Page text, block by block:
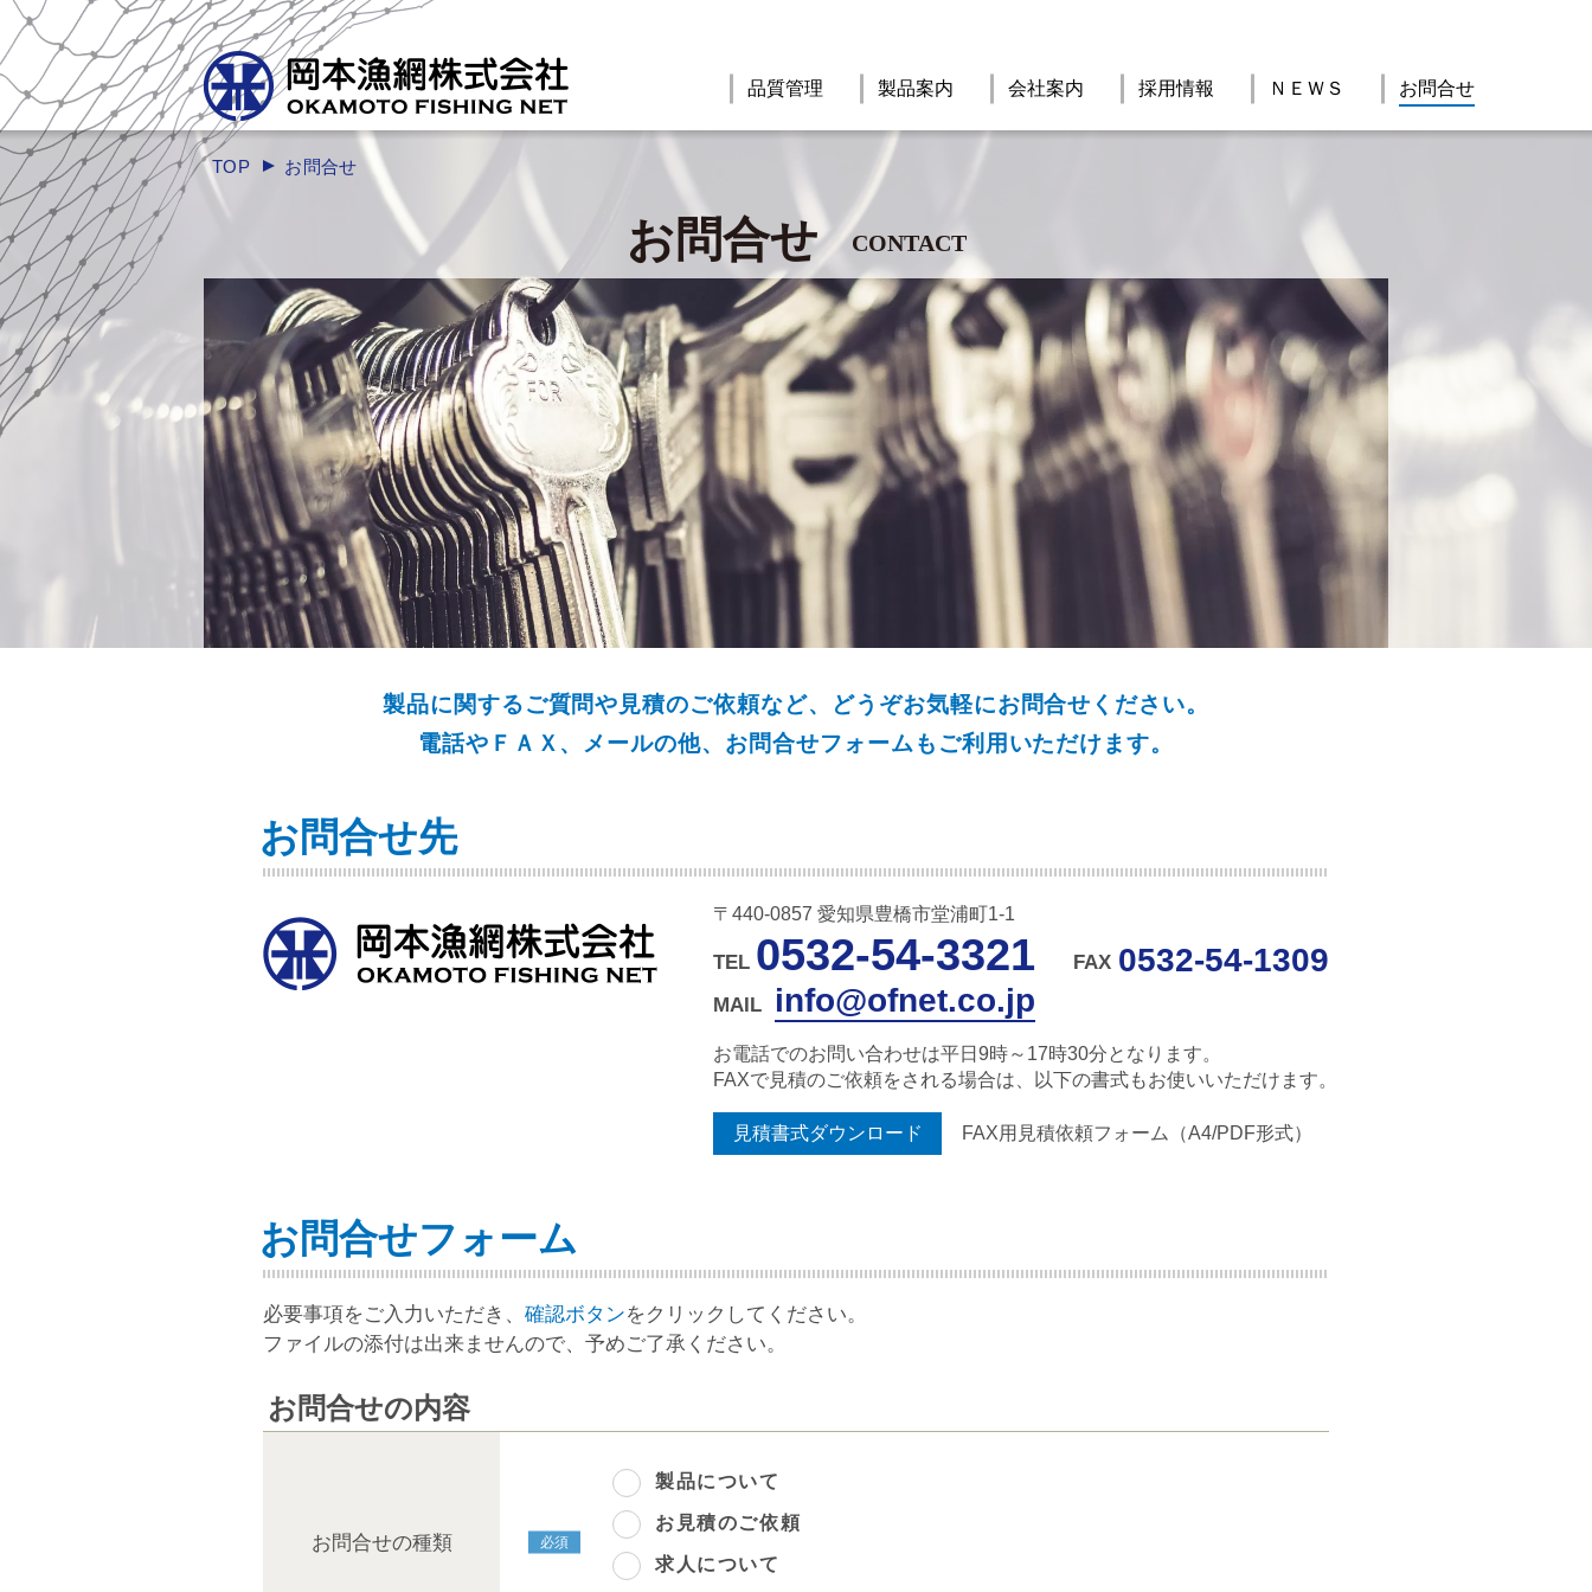
品質管理 製品案内 会社案内 採用情報 ＮＥＷＳ お問合せ
TOP お問合せ
お問合せ CONTACT
製品に関するご質問や見積のご依頼など、
どうぞお気軽にお問合せください。
電話やＦＡＸ、メールの他、 お問合せフォームもご利用いただけます。
お問合せ先
〒440-0857 愛知県豊橋市堂浦町1-1
TEL 0532-54-3321 FAX 0532-54-1309
MAIL info@ofnet.co.jp
お電話でのお問い合わせは平日9時～17時30分となります。
FAXで見積のご依頼をされる場合は、以下の書式もお使いいただけます。
見積書式ダウンロード FAX用見積依頼フォーム（A4/PDF形式）
お問合せフォーム
必要事項をご入力いただき、 確認ボタンをクリックしてください。
ファイルの添付は出来ませんので、予めご了承ください。
お問合せの内容
お問合せの種類
製品について
お見積のご依頼
求人について